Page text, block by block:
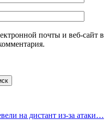
почты и веб-сайт в
на дистант из-за атаки…